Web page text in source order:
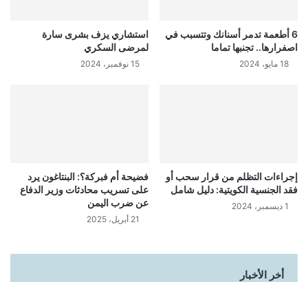
6 أطعمة تدمر أسنانك وتتسبب في
اصفرارها.. تجنبها تماما
18 مايو، 2024
استشاري يزف بشرى سارة
لمرضى السكري
15 نوفمبر، 2024
إجراءات التظلم من قرار سحب أو
فقد الجنسية الكويتية: دليل شامل
1 ديسمبر، 2024
فضيحة أم فبركة؟: البنتاغون يرد
على تسريب محادثات وزير الدفاع
عن ضرب اليمن
21 أبريل، 2025
أخر الأخبار